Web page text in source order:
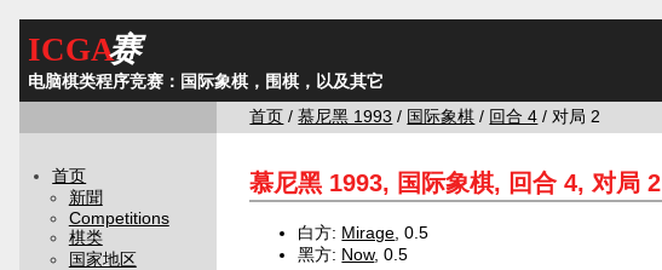
ICGA赛
电脑棋类程序竞赛：国际象棋，围棋，以及其它
首页 /慕尼黑 1993 / 国际象棋 / 回合 4 / 对局 2
首页
新聞
Competitions
棋类
国家地区
慕尼黑 1993, 国际象棋, 回合 4, 对局 2
白方: Mirage , 0.5
黑方: Now, 0.5